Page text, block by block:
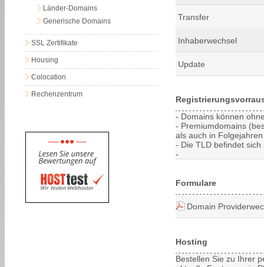
Länder-Domains
Generische Domains
SSL Zertifikate
Housing
Colocation
Rechenzentrum
Transfer
Inhaberwechsel
Update
- Domains können
- Premiumdomains
als auch in
- Die TLD befindet
-
Formulare
Domain
Hosting
Bestellen Sie zu Ihrer